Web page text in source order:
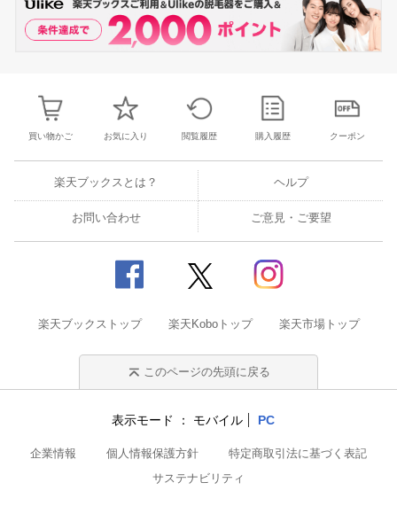
買い物かご お気に入り 閲覧履歴 購入履歴 クーポン
楽天ブックスとは？ ヘルプ
お問い合わせ ご意見・ご要望
楽天ブックストップ 楽天Koboトップ 楽天市場トップ
このページの先頭に戻る
表示モード モバイル PC
企業情報 個人情報保護方針
特定商取引法に基づく表記
サステナビリティ